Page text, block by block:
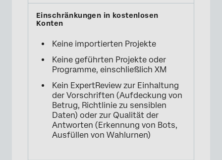
Keine importierten Projekte
Keine geführten Projekte oder
Programme, einschließlich XM
Kein ExpertReview zur Einhaltung
der Vorschriften (Aufdeckung von
Betrug, Richtlinie zu sensiblen
Daten) oder zur Qualität der
Antworten (Erkennung von Bots,
Ausfüllen von Wahlurnen)